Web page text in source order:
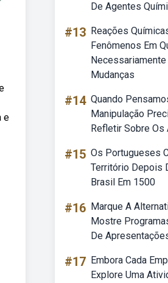
e
De Agentes
#13 Reações
Fenômenos Em
Mudanças
#14 Quando
Manipulação
Refletir Sobre Os
#15 Os Portugueses
Território Depois
Brasil Em 1500
#16 Marque A
Mostre
De
#17 Embora Cada
Explore Uma